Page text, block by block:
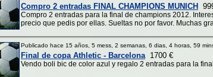
Compro 2 entradas FINAL CHAMPIONS MUNICH
Compro 2 entradas para la final de champions 2012.
precio que pedis por ellas. Sueltas no por favor. Muchas
Publicado hace 15 años, 5 mess, 2 semanas, 6 dias, 4 horas, 59
Final de copa Athletic - Barcelona1700 €
Vendo boli bic de color azul y regalo 2 entradas para la